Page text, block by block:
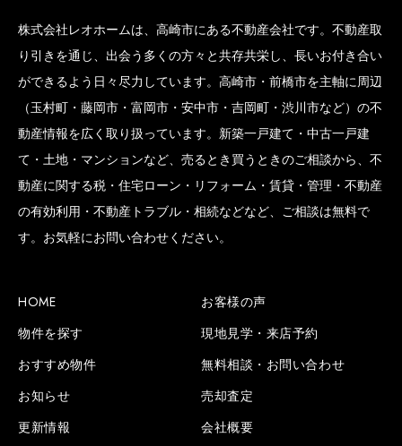
株式会社レオホームは、高崎市にある不動産会社です。不動産取
り引きを通じ、出会う多くの方々と共存共栄し、長いお付き合い
ができるよう日々尽力しています。高崎市・前橋市を主軸に周辺
（玉村町・藤岡市・富岡市・安中市・吉岡町・渋川市など）の不
動産情報を広く取り扱っています。新築一戸建て・中古一戸建
て・土地・マンションなど、売るとき買うときのご相談から、不
動産に関する税・住宅ローン・リフォーム・賃貸・管理・不動産
の有効利用・不動産トラブル・相続などなど、ご相談は無料で
す。お気軽にお問い合わせください。
HOME
物件を探す
おすすめ物件
お知らせ
更新情報
お客様の声
現地見学・来店予約
無料相談・お問い合わせ
売却査定
会社概要